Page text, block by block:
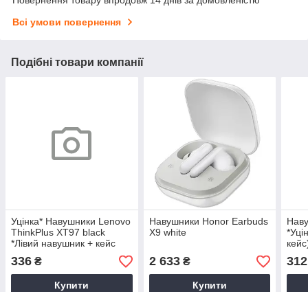
Всі умови повернення
Подібні товари компанії
Уцінка* Навушники Lenovo
ThinkPlus XT97 black
*Лівий навушник + кейс
336 ₴
Купити
Навушники Honor Earbuds
X9 white
2 633₴
Купити
312